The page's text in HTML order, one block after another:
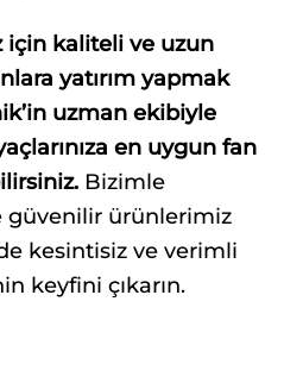
için kaliteli ve uzun
yatırım yapmak
uzman ekibiyle
en uygun fan
Bizimle
güvenilir ürünlerimiz
kesintisiz ve verimli
keyfini çıkarın.